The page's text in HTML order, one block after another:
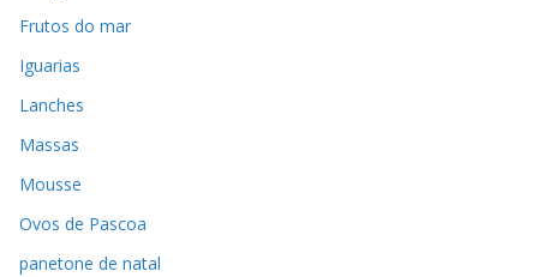
Frutos do mar
Iguarias
Lanches
Massas
Mousse
Ovos de Pascoa
panetone de natal